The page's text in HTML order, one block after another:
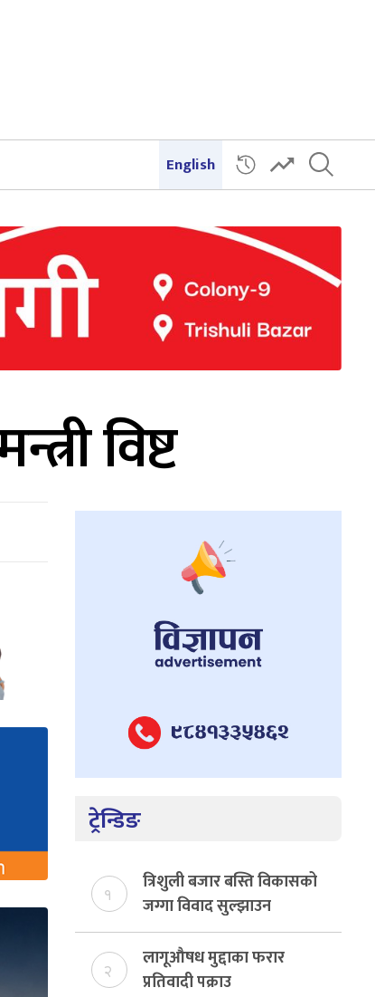
English
विष्ट
ट्रेन्डिङ
१
त्रिशुली बजार बस्ति विकासको
जग्गा विवाद सुल्झाउन
संयोजक तोकियो
२
लागूऔषध मुद्दाका फरार
प्रतिवादी पक्राउ